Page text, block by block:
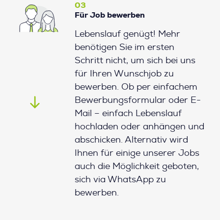
03
Für Job bewerben
Lebenslauf genügt! Mehr
benötigen Sie im ersten
Schritt nicht, um sich bei uns
für Ihren Wunschjob zu
bewerben. Ob per einfachem
Bewerbungsformular oder E-
Mail – einfach Lebenslauf
hochladen oder anhängen und
abschicken. Alternativ wird
Ihnen für einige unserer Jobs
auch die Möglichkeit geboten,
sich via WhatsApp zu
bewerben.